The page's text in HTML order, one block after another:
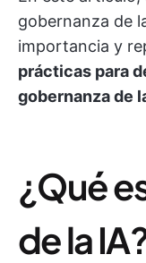
gobernanza de
importancia y
prácticas para
gobernanza de
¿Qué
de la